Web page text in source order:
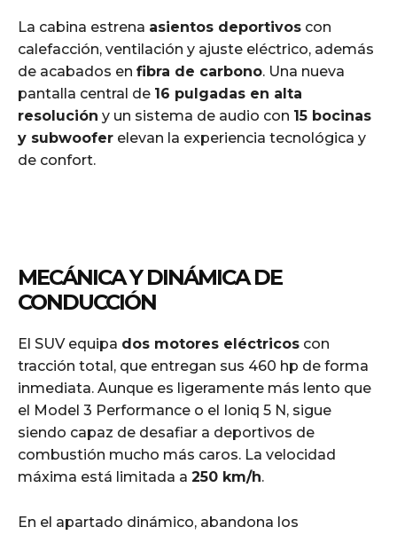
La cabina estrena asientos deportivos con
calefacción, ventilación y ajuste eléctrico, además
de acabados en fibra de carbono. Una nueva
pantalla central de 16 pulgadas en alta
resolución y un sistema de audio con 15 bocinas
y subwoofer elevan la experiencia tecnológica y
de confort.
MECÁNICA Y DINÁMICA DE
CONDUCCIÓN
El SUV equipa dos motores eléctricos con
tracción total, que entregan sus 460 hp de forma
inmediata. Aunque es ligeramente más lento que
el Model 3 Performance o el Ioniq 5 N, sigue
siendo capaz de desafiar a deportivos de
combustión mucho más caros. La velocidad
máxima está limitada a 250 km/h.
En el apartado dinámico, abandona los